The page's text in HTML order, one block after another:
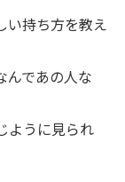
い持ち方を教え
んであの人な
ように見られ